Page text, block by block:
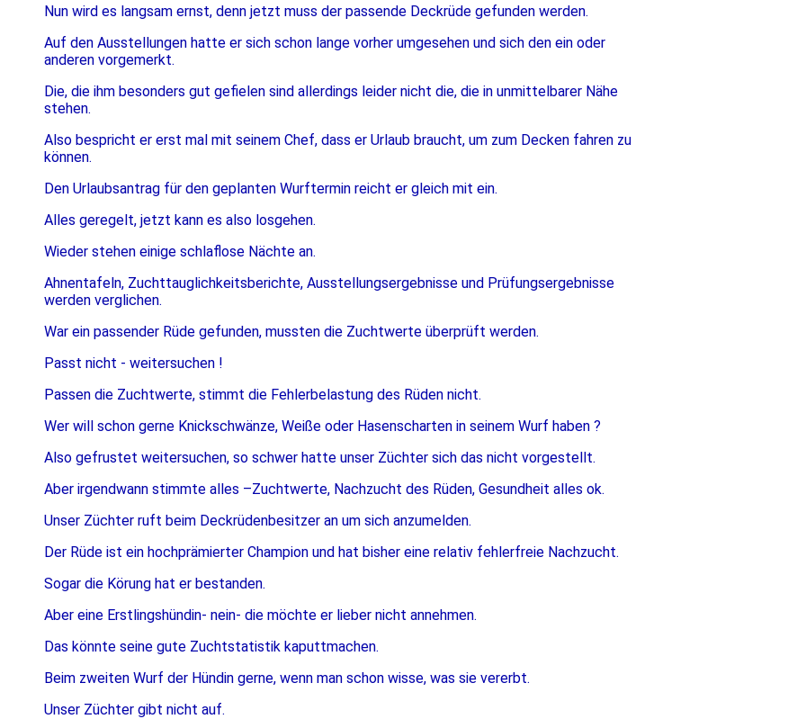
Nun wird es langsam ernst, denn jetzt muss der passende Deckrüde gefunden werden.
Auf den Ausstellungen hatte er sich schon lange vorher umgesehen und sich den ein oder
anderen vorgemerkt.
Die, die ihm besonders gut gefielen sind allerdings leider nicht die, die in unmittelbarer Nähe
stehen.
Also bespricht er erst mal mit seinem Chef, dass er Urlaub braucht, um zum Decken fahren zu
können.
Den Urlaubsantrag für den geplanten Wurftermin reicht er gleich mit ein.
Alles geregelt, jetzt kann es also losgehen.
Wieder stehen einige schlaflose Nächte an.
Ahnentafeln, Zuchttauglichkeitsberichte, Ausstellungsergebnisse und Prüfungsergebnisse
werden verglichen.
War ein passender Rüde gefunden, mussten die Zuchtwerte überprüft werden.
Passt nicht - weitersuchen !
Passen die Zuchtwerte, stimmt die Fehlerbelastung des Rüden nicht.
Wer will schon gerne Knickschwänze, Weiße oder Hasenscharten in seinem Wurf haben ?
Also gefrustet weitersuchen, so schwer hatte unser Züchter sich das nicht vorgestellt.
Aber irgendwann stimmte alles –Zuchtwerte, Nachzucht des Rüden, Gesundheit alles ok.
Unser Züchter ruft beim Deckrüdenbesitzer an um sich anzumelden.
Der Rüde ist ein hochprämierter Champion und hat bisher eine relativ fehlerfreie Nachzucht.
Sogar die Körung hat er bestanden.
Aber eine Erstlingshündin- nein- die möchte er lieber nicht annehmen.
Das könnte seine gute Zuchtstatistik kaputtmachen.
Beim zweiten Wurf der Hündin gerne, wenn man schon wisse, was sie vererbt.
Unser Züchter gibt nicht auf.